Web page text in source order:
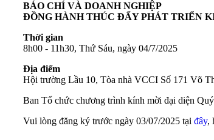
BÁO CHÍ VÀ DOANH NGHIỆP
ĐỒNG HÀNH THÚC ĐẨY PHÁT TRIỂN
Thời gian
8h00 - 11h30, Thứ Sáu, ngày 04/7/2025
Địa điểm
Hội trường Lầu 10, Tòa nhà VCCI Số 171 Võ
Ban Tổ chức chương trình kính mời đại diện
Vui lòng đăng ký trước ngày 03/07/2025 tại đây,